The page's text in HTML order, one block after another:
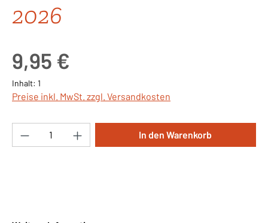
2026
9,95 €
Inhalt: 1
Preise inkl. MwSt. zzgl. Versandkosten
Produkt Anzahl: Gib den gewünschten
In den Warenkorb